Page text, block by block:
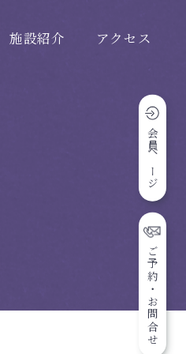
施設紹介 アクセス
会員ページ
ご予約・お問合せ